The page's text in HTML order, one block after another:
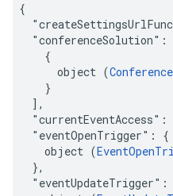
{
"conferenceSolution":
    {
      object (
    }
  ],
"currentEventAccess":
  "eventOpenTrigger": {
    object (
  },
"eventUpdateTrigger":